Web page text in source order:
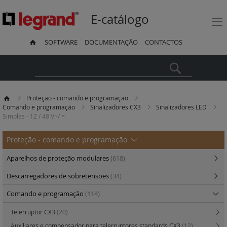
E-catálogo
SOFTWARE DOCUMENTAÇÃO CONTACTOS
Proteção - comando e programação
Comando e programação
Sinalizadores CX3
Sinalizadores LED
Simples - 12 / 48 V~/ =
Proteção - comando e programação
Aparelhos de proteção modulares(618)
Descarregadores de sobretensões(34)
Comando e programação (114)
Telerruptor CX3 (20)